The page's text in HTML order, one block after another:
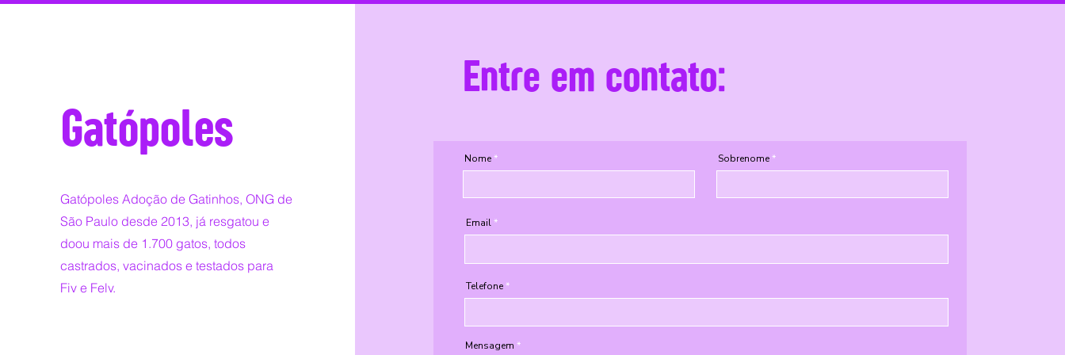
Gatópoles
Gatópoles Adoção de Gatinhos, ONG de
São Paulo desde 2013, já resgatou e
doou mais de 1.700 gatos, todos
castrados, vacinados e testados para
Fiv e Felv.
Entre em contato:
Nome Sobrenome
Email
Telefone
Mensagem